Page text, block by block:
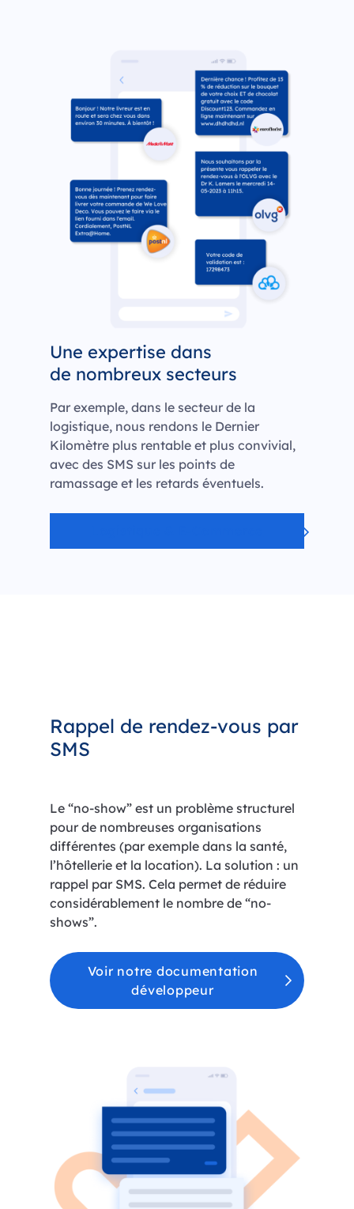
Une expertise dans
de nombreux secteurs
Par exemple, dans le secteur de la
logistique, nous rendons le Dernier
Kilomètre plus rentable et plus convivial,
avec des SMS sur les points de
ramassage et les retards éventuels.
Rappel de rendez-vous par
SMS
Le “no-show” est un problème structurel
pour de nombreuses organisations
différentes (par exemple dans la santé,
l’hôtellerie et la location). La solution : un
rappel par SMS. Cela permet de réduire
considérablement le nombre de “no-
shows”.
Voir notre documentation
développeur